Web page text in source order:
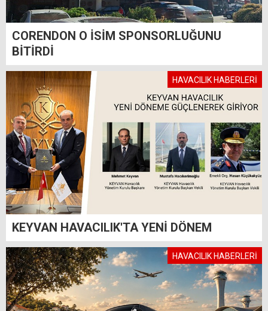
CORENDON O İSİM SPONSORLUĞUNU
BİTİRDİ
HAVACILIK HABERLERİ
KEYVAN HAVACILIK'TA YENİ DÖNEM
HAVACILIK HABERLERİ